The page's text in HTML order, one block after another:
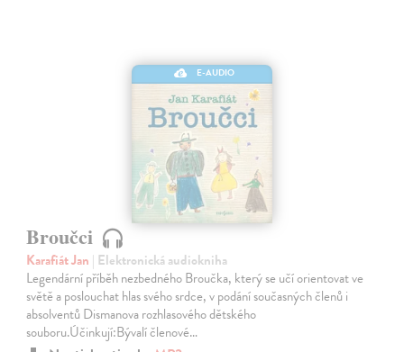
E-AUDIO
Broučci
Karafiát Jan | Elektronická audiokniha
Legendární příběh nezbedného Broučka, který se učí orientovat ve
světě a poslouchat hlas svého srdce, v podání současných členů i
absolventů Dismanova rozhlasového dětského
souboru.Účinkují:Bývalí členové…